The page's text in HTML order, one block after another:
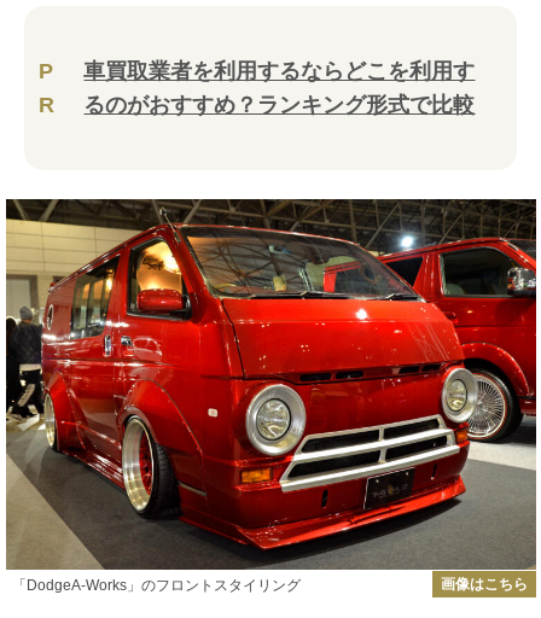
P
R
車買取業者を利用するならどこを利用す
るのがおすすめ？ランキング形式で比較
「DodgeA-Works」のフロントスタイリング 画像はこちら